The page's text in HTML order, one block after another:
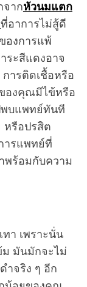
ากหัวนมแตก
ที่อาการไม่สู้ดี
องการแพ้
ระสีแดงอาจ
การติดเชื้อหรือ
องคุณมีไข้หรือ
พบแพทย์ทันที
หรือปรสิต
ารแพทย์ที่
พร้อมกับความ
า เพราะนั่น
ม มันมักจะไม่
ำจริง ๆ อีก